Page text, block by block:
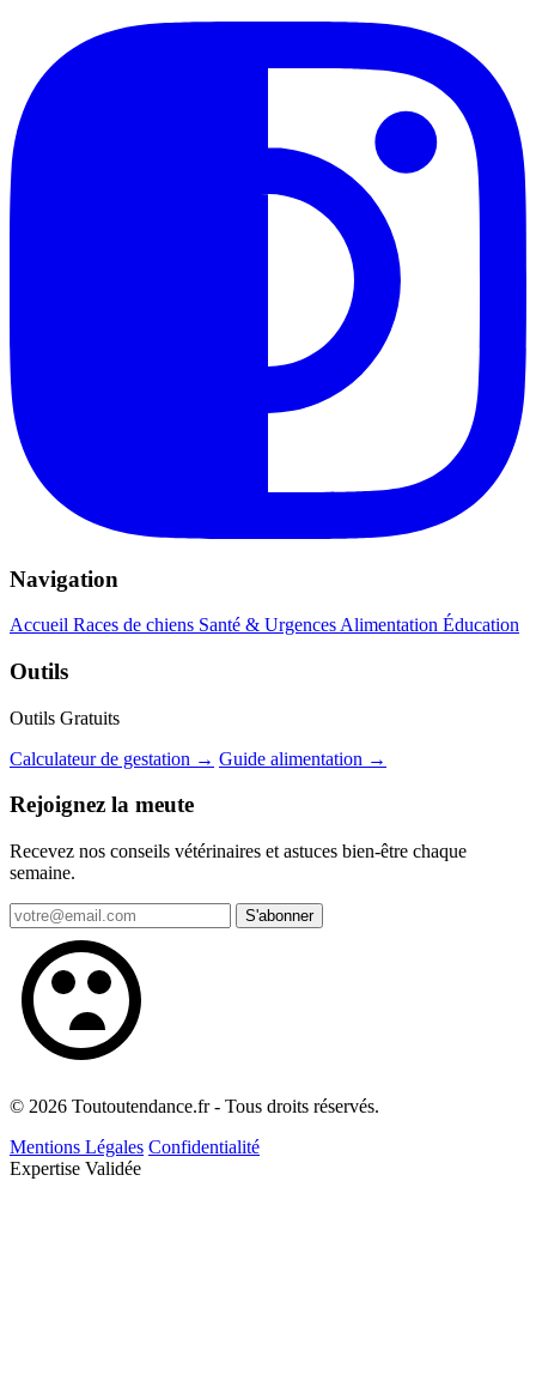
Navigation
Accueil Races de chiens Santé & Urgences Alimentation Éducation
Outils
Outils Gratuits
Calculateur de gestation → Guide alimentation →
Rejoignez la meute
Recevez nos conseils vétérinaires et astuces bien-être chaque
semaine.
S'abonner
© 2026 Toutoutendance.fr - Tous droits réservés.
Mentions Légales Confidentialité
Expertise Validée